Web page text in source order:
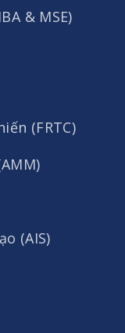
& MSE)
(FRTC)
(AIS)